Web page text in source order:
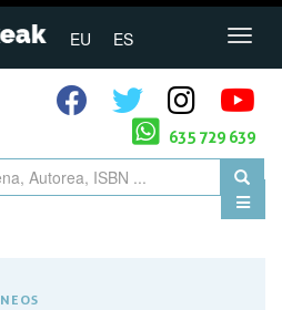
EU ES
635 729 639